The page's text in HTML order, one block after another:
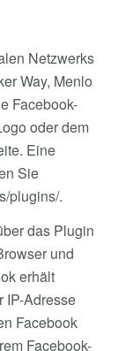
Netzwerks
Way, Menlo
Facebook-
oder dem
Eine
Sie
plugins/.
das Plugin
und
erhält
IP-Adresse
Facebook
Facebook-